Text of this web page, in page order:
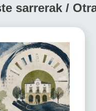
sarrerak /